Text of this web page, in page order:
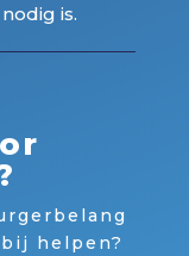
is.
helpen?